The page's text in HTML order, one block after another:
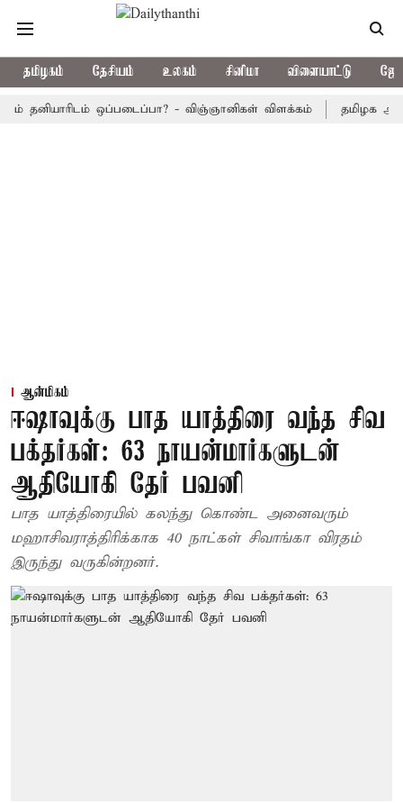
தமிழகம் தேசியம் உலகம் சினிமா விளையாட்டு
ஒப்படைப்பா? - விஞ்ஞானிகள் விளக்கம் தமிழக அரசு
ஆன்மிகம்
ஈஷாவுக்கு பாத யாத்திரை வந்த சிவ
பக்தர்கள்: 63 நாயன்மார்களுடன்
ஆதியோகி தேர் பவனி
பாத யாத்திரையில் கலந்து கொண்ட அனைவரும்
மஹாசிவராத்திரிக்காக 40 நாட்கள் சிவாங்கா விரதம்
இருந்து வருகின்றனர்.